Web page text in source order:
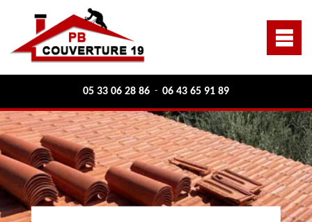
05 33 06 28 86 - 06 43 65 91 89